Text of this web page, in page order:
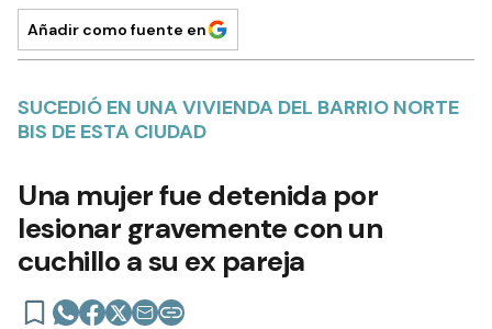
Añadir como fuente en
SUCEDIÓ EN UNA VIVIENDA DEL BARRIO NORTE
BIS DE ESTA CIUDAD
Una mujer fue detenida por
lesionar gravemente con un
cuchillo a su ex pareja